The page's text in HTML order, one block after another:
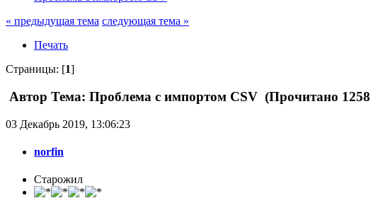
« предыдущая тема следующая тема »
Печать
Страницы: [1]
Автор Тема: Проблема с импортом CSV (Прочитано 1258
03 Декабрь 2019, 13:06:23
norfin
Старожил